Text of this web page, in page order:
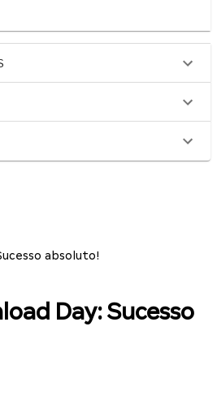
absoluto!
Day: Sucesso